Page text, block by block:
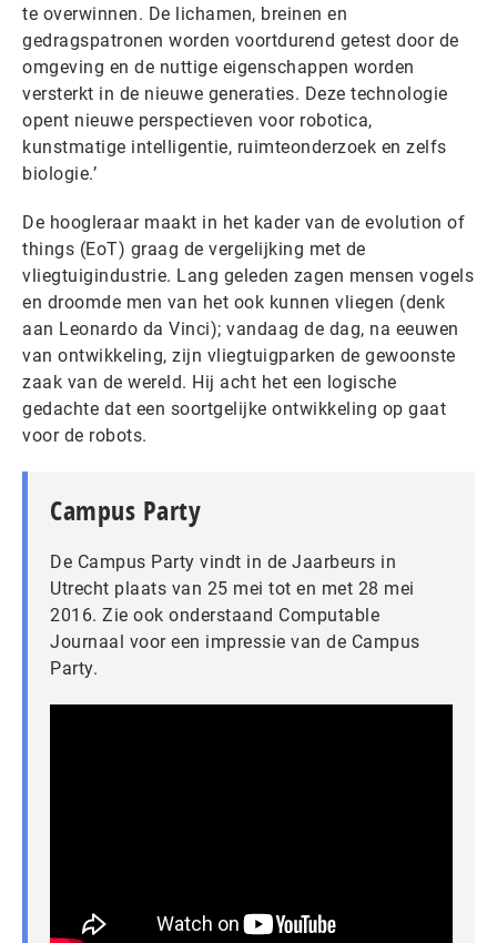
te overwinnen. De lichamen, breinen en
gedragspatronen worden voortdurend getest door de
omgeving en de nuttige eigenschappen worden
versterkt in de nieuwe generaties. Deze technologie
opent nieuwe perspectieven voor robotica,
kunstmatige intelligentie, ruimteonderzoek en zelfs
biologie.’
De hoogleraar maakt in het kader van de evolution of
things (EoT) graag de vergelijking met de
vliegtuigindustrie. Lang geleden zagen mensen vogels
en droomde men van het ook kunnen vliegen (denk
aan Leonardo da Vinci); vandaag de dag, na eeuwen
van ontwikkeling, zijn vliegtuigparken de gewoonste
zaak van de wereld. Hij acht het een logische
gedachte dat een soortgelijke ontwikkeling op gaat
voor de robots.
Campus Party
De Campus Party vindt in de Jaarbeurs in
Utrecht plaats van 25 mei tot en met 28 mei
2016. Zie ook onderstaand Computable
Journaal voor een impressie van de Campus
Party.